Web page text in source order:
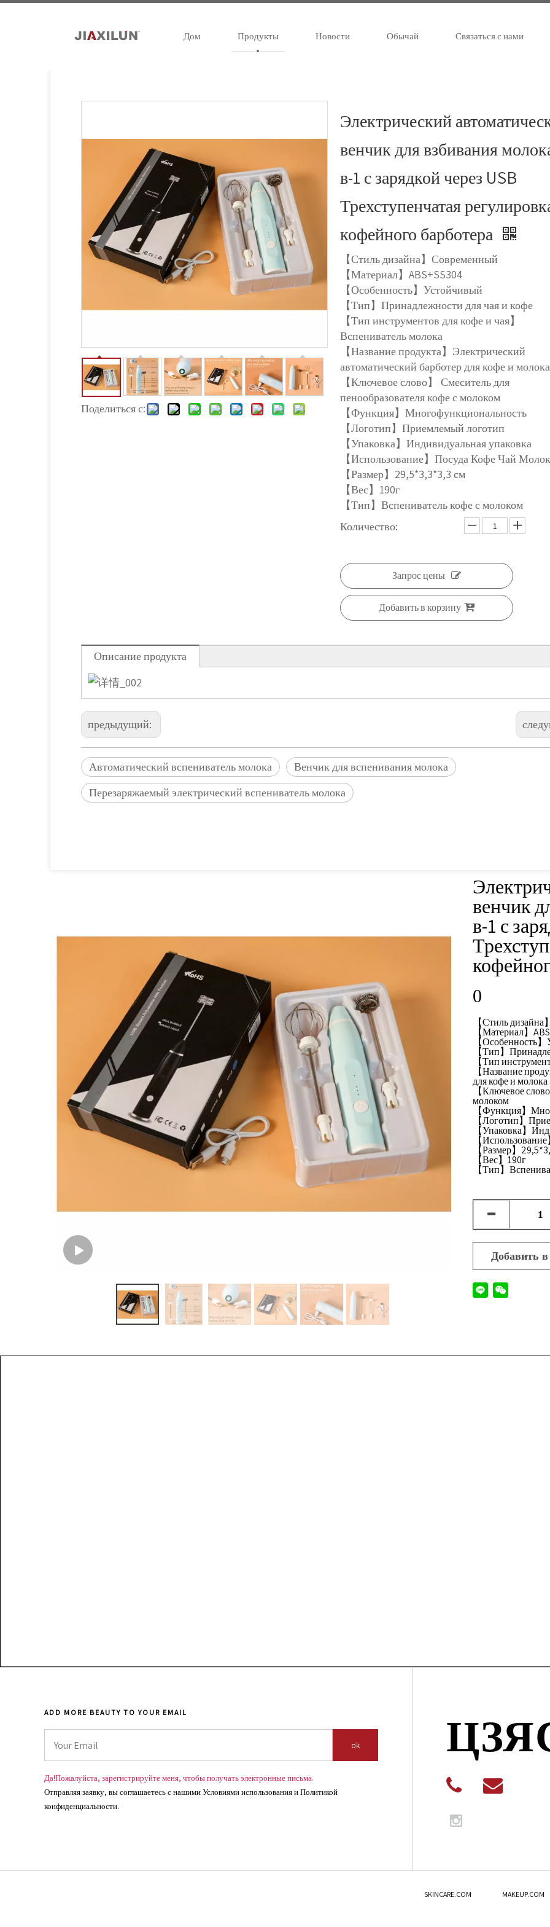
Дом Продукты Новости Обычай Связаться с нами
Поделиться с:
Электрический
венчик для взбивания
в-1 с зарядкой через USB
Трехступенчатая
кофейного барботера
【Стиль дизайна】Современный
【Материал】ABS+SS304
【Особенность】Устойчивый
【Тип】Принадлежности для чая и кофе
【Тип инструментов для кофе и чая】
Вспениватель молока
【Название продукта】Электрический
автоматический барботер для кофе и молока
【Ключевое слово】 Смеситель для
пенообразователя кофе с молоком
【Функция】Многофункциональность
【Логотип】Приемлемый логотип
【Упаковка】Индивидуальная упаковка
【Использование】Посуда Кофе Чай
【Размер】29,5*3,3*3,3 см
【Вес】190г
【Тип】Вспениватель кофе с молоком
Количество:
Запрос цены
Добавить в корзину
Описание продукта
предыдущий:
Автоматический вспениватель молока
Венчик для вспенивания молока
Перезаряжаемый электрический вспениватель молока
венчик
в-1 с
0
【Стиль
【Материал】
【Особенность
【Тип】
【Тип
【Название
для кофе и молока
【Ключевое
молоком
【Функция】
【Логотип】
【Упаковка】
【
【Размер】
【Вес】190г
【Тип】
Добавить в
ADD MORE BEAUTY TO YOUR EMAIL
ok
Да!Пожалуйста, зарегистрируйте меня, чтобы получать электронные письма.
Отправляя заявку, вы соглашаетесь с нашими Условиями использования и Политикой
конфиденциальности.
SKINCARE.COM MAKEUP.COM